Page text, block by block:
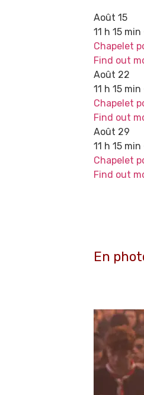
Août 15
11 h 15
Chapelet
Find out
Août 22
11 h 15
Chapelet
Find out
Août 29
11 h 15
Chapelet
Find out
En